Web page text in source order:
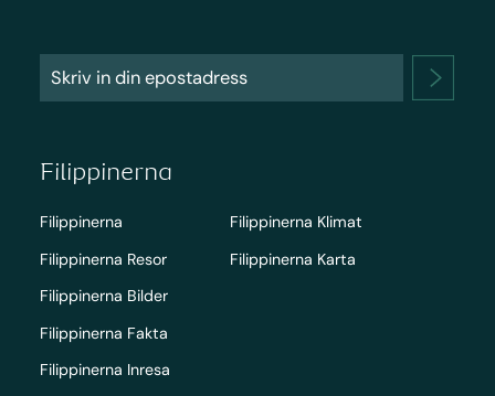
Filippinerna
Filippinerna
Filippinerna Resor
Filippinerna Bilder
Filippinerna Fakta
Filippinerna Inresa
Filippinerna Klimat
Filippinerna Karta